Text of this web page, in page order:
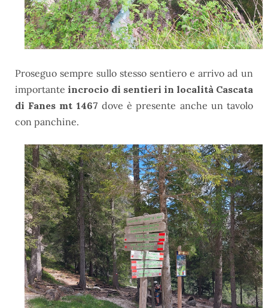
Proseguo sempre sullo stesso sentiero e arrivo ad un
importante incrocio di sentieri in località Cascata
di Fanes mt 1467 dove è presente anche un tavolo
con panchine.